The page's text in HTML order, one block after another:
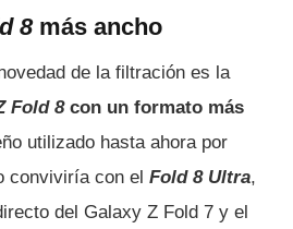
8más ancho
de la filtración es la
Fold 8con un formato más
utilizado hasta ahora por
conviviría con el Fold 8 Ultra,
del Galaxy Z Fold 7 y el